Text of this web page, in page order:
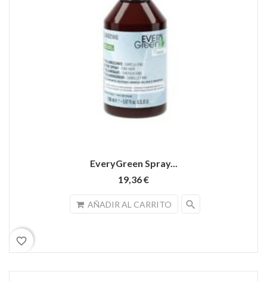
EveryGreen Spray...
19,36 €
AÑADIR AL CARRITO search
favorite_border